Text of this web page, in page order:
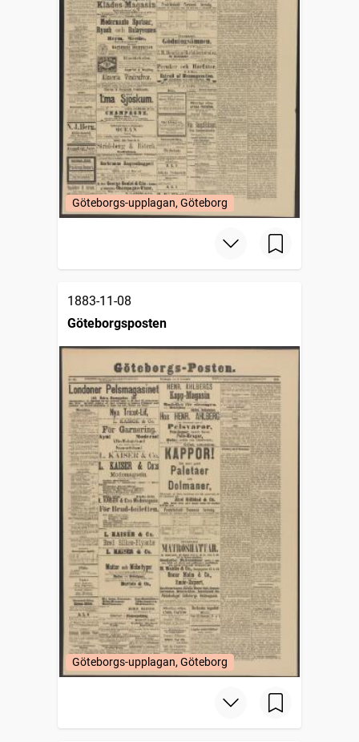
Göteborgs-upplagan, Göteborg
1883-11-08
Göteborgsposten
Göteborgs-upplagan, Göteborg